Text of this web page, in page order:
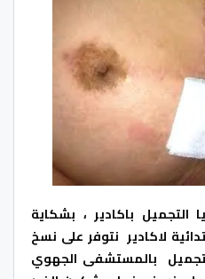
باكادير ، بشكاية
لاكادير نتوفر على نسخ
بالمستشفى الجهوي